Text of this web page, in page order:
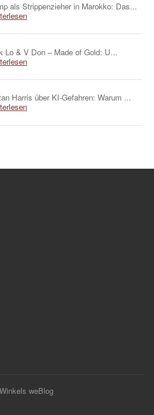
als Strippenzieher in Marokko: Das...
Lo & V Don – Made of Gold: U...
Harris über KI-Gefahren: Warum ...
weBlog